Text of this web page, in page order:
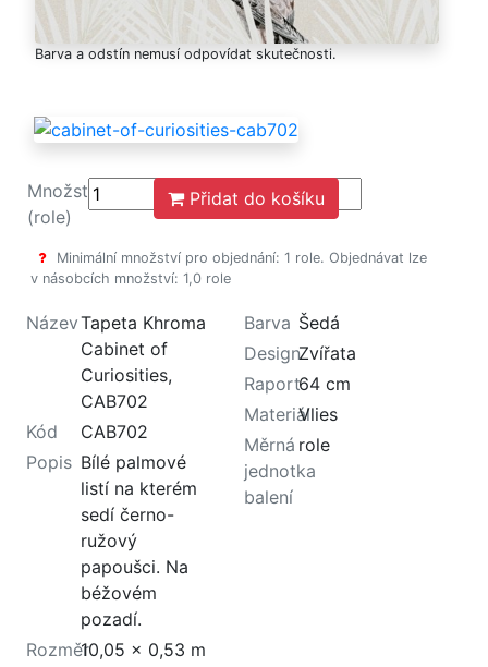
Barva a odstín nemusí odpovídat skutečnosti.
Množství
(role)
Přidat do košíku
Minimální množství pro objednání: 1 role. Objednávat lze
v násobcích množství: 1,0 role
NázevTapeta Khroma
Cabinet of
Curiosities,
CAB702
Kód
CAB702
Popis Bílé palmové
listí na kterém
sedí černo-
ružový
papoušci. Na
béžovém
pozadí.
Rozměr10,05 x 0,53 m
Barva Šedá
DesignZvířata
Raport64 cm
MateriálVlies
Měrná
jednotka
balení
role